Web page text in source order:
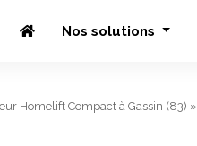
Nos solutions
Homelift Compact à Gassin (83) »